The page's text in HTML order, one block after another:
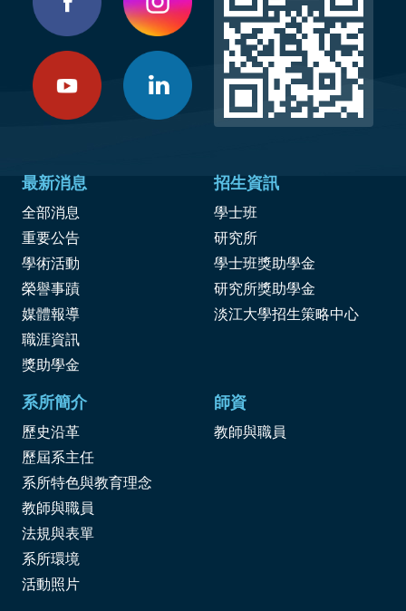
最新消息
全部消息
重要公告
學術活動
榮譽事蹟
媒體報導
職涯資訊
獎助學金
招生資訊
學士班
研究所
學士班獎助學金
研究所獎助學金
淡江大學招生策略中心
系所簡介
歷史沿革
歷屆系主任
系所特色與教育理念
教師與職員
法規與表單
系所環境
活動照片
師資
教師與職員